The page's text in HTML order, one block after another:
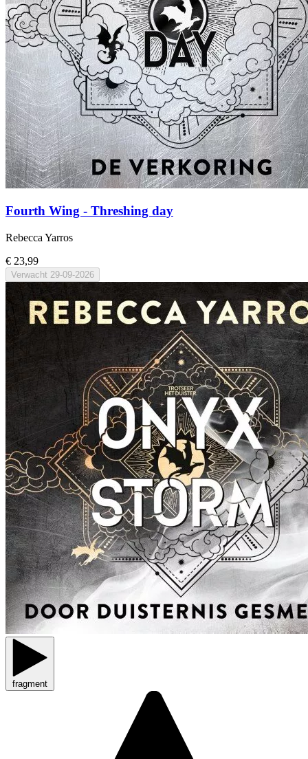
Fourth Wing - Threshing day
Rebecca Yarros
€ 23,99
Verwacht 29-09-2026
fragment